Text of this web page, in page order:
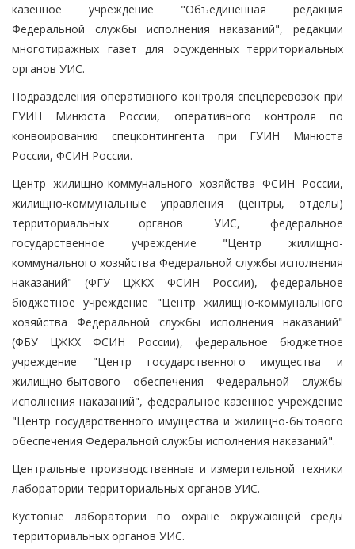
казенное учреждение "Объединенная редакция
Федеральной службы исполнения наказаний", редакции
многотиражных газет для осужденных территориальных
органов УИС.
Подразделения оперативного контроля спецперевозок при
ГУИН Минюста России, оперативного контроля по
конвоированию спецконтингента при ГУИН Минюста
России, ФСИН России.
Центр жилищно-коммунального хозяйства ФСИН России,
жилищно-коммунальные управления (центры, отделы)
территориальных органов УИС, федеральное
государственное учреждение "Центр жилищно-
коммунального хозяйства Федеральной службы исполнения
наказаний" (ФГУ ЦЖКХ ФСИН России), федеральное
бюджетное учреждение "Центр жилищно-коммунального
хозяйства Федеральной службы исполнения наказаний"
(ФБУ ЦЖКХ ФСИН России), федеральное бюджетное
учреждение "Центр государственного имущества и
жилищно-бытового обеспечения Федеральной службы
исполнения наказаний", федеральное казенное учреждение
"Центр государственного имущества и жилищно-бытового
обеспечения Федеральной службы исполнения наказаний".
Центральные производственные и измерительной техники
лаборатории территориальных органов УИС.
Кустовые лаборатории по охране окружающей среды
территориальных органов УИС.